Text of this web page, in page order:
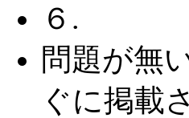
６.
問題が無
ぐに掲載